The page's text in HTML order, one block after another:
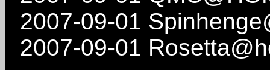
2007-09-01
2007-09-01